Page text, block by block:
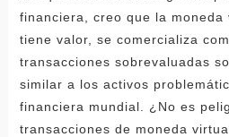
financiera, creo que la
tiene valor, se comercializa
transacciones sobrevaluadas
similar a los activos
financiera mundial. ¿No es
transacciones de moneda